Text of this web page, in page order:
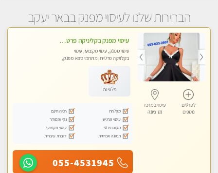
הבחירות שלנו לעיסוי מפנק בבאר יעקב
לפרטים
נוספים
עיסוי במרכז
נס ציונה
עיסוי מפנק בקליניקה פרטית לרציניים בלבד! מומלץ! פרטית בראשון -לציון
עיסוי מפנק, עיסוי מקצועי, עיסוי
בקלניקה פרטית, מתחמי ספא מפנק,
פלטינה
מקלחת
חניה חינם
עיסוי מרגיע
נקי ומסודר
מקום פרטי
עיסוי מקצועי
תמונה אמיתית
דוברת עיברית
055-4531945